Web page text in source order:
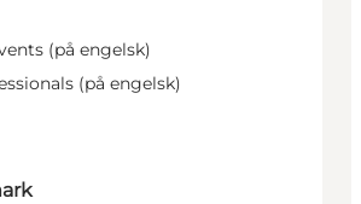
(på engelsk)
(på engelsk)